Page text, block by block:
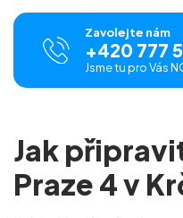
Zavolejte nám
+420 777
Jsme tu pro Vás
Jak
Praze 4 v